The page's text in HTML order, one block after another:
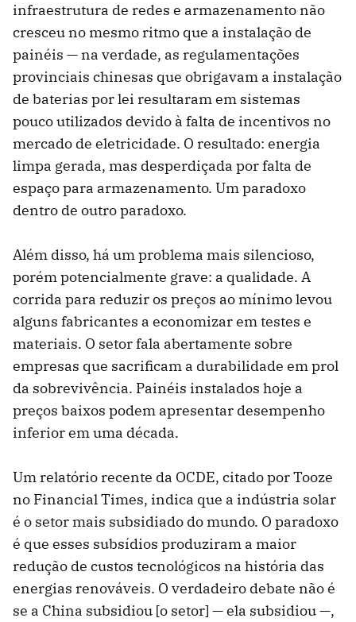
infraestrutura de redes e armazenamento não
cresceu no mesmo ritmo que a instalação de
painéis — na verdade, as regulamentações
provinciais chinesas que obrigavam a instalação
de baterias por lei resultaram em sistemas
pouco utilizados devido à falta de incentivos no
mercado de eletricidade. O resultado: energia
limpa gerada, mas desperdiçada por falta de
espaço para armazenamento. Um paradoxo
dentro de outro paradoxo.
Além disso, há um problema mais silencioso,
porém potencialmente grave: a qualidade. A
corrida para reduzir os preços ao mínimo levou
alguns fabricantes a economizar em testes e
materiais. O setor fala abertamente sobre
empresas que sacrificam a durabilidade em prol
da sobrevivência. Painéis instalados hoje a
preços baixos podem apresentar desempenho
inferior em uma década.
Um relatório recente da OCDE, citado por Tooze
no Financial Times, indica que a indústria solar
é o setor mais subsidiado do mundo. O paradoxo
é que esses subsídios produziram a maior
redução de custos tecnológicos na história das
energias renováveis. O verdadeiro debate não é
se a China subsidiou [o setor] — ela subsidiou —,